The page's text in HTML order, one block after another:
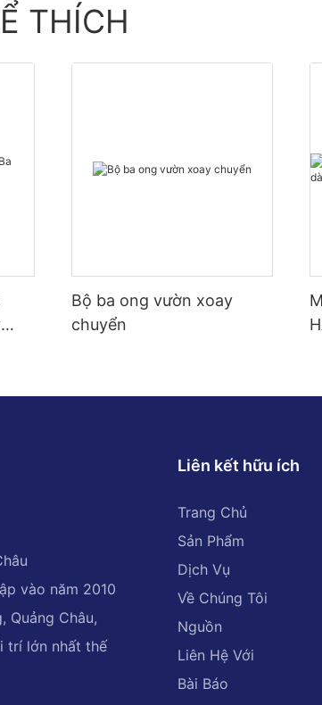
THÍCH
Bộ ba ong vườn xoay
chuyển
vào năm 2010
Quảng Châu,
trí lớn nhất thế
Liên kết hữu ích
Trang Chủ
Sản Phẩm
Dịch Vụ
Về Chúng Tôi
Nguồn
Liên Hệ Với
Bài Báo